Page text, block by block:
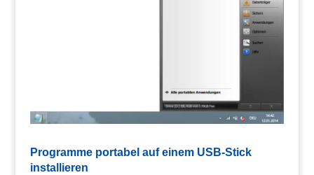
Programme portabel auf einem USB-Stick
installieren